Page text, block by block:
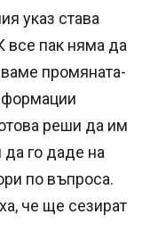
указ става
все пак няма да
промяната-
реши да им
го даде на
по въпроса.
че ще сезират